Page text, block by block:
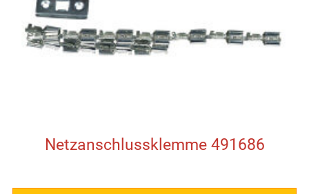
Netzanschlussklemme 491686